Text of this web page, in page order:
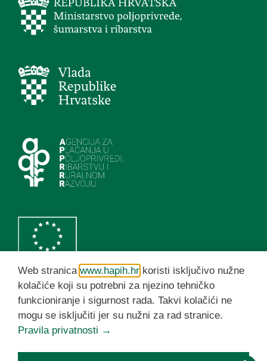
HAPIH YouTube kanal
Web stranica www.hapih.hr koristi isključivo nužne
kolačiće koji su potrebni za njezino tehničko
funkcioniranje i sigurnost rada. Takvi kolačići ne
mogu se isključiti jer su nužni za rad stranice.
Pravila privatnosti →